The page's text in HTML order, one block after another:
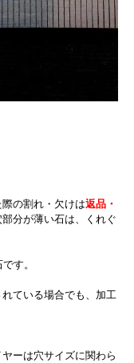
の割れ・欠けは返品・
分が薄い石は、くれぐ
す。
ている場合でも、加工
ーは穴サイズに関わら